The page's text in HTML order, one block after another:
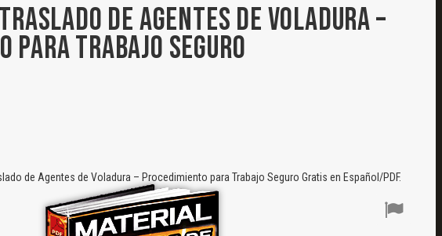
DE AGENTES DE VOLADURA –
PARA TRABAJO SEGURO
de Agentes de Voladura – Procedimiento para Trabajo Seguro Gratis en Español/PDF.